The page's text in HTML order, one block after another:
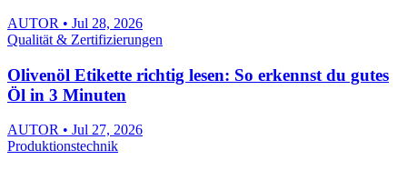
AUTOR • Jul 28, 2026
Qualität & Zertifizierungen
Olivenöl Etikette richtig lesen: So erkennst du gutes
Öl in 3 Minuten
AUTOR • Jul 27, 2026
Produktionstechnik